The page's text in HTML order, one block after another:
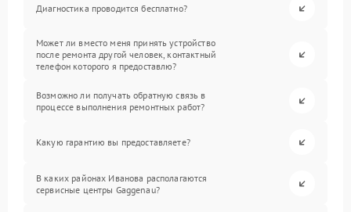
Диагностика проводится бесплатно?
Может ли вместо меня принять устройство
после ремонта другой человек, контактный
телефон которого я предоставлю?
Возможно ли получать обратную связь в
процессе выполнения ремонтных работ?
Какую гарантию вы предоставляете?
В каких районах Иванова располагаются
сервисные центры Gaggenau?